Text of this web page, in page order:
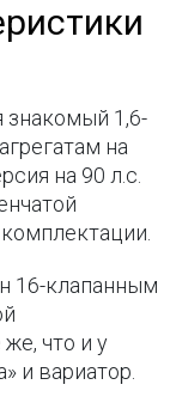
знакомый 1,6-
на
на 90 л.с.
16-клапанным
что и у
и вариатор.